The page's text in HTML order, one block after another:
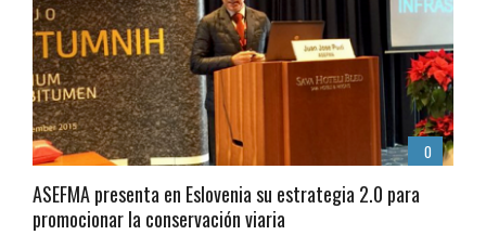
0
ASEFMA presenta en Eslovenia su estrategia 2.0 para
promocionar la conservación viaria